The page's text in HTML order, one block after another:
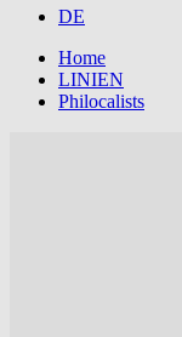
DE
Home
LINIEN
Philocalists